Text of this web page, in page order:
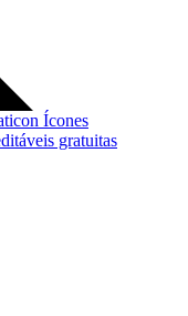
Ícones
gratuitas